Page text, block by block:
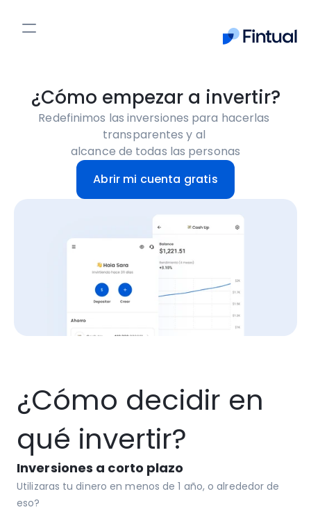
Acciones
PPR
Fintualist
Entrar Empieza ahora
¿Cómo empezar a invertir?
Redefinimos las inversiones para hacerlas
transparentes y al
alcance de todas las personas
Abrir mi cuenta gratis
¿Cómo decidir en
qué invertir?
Inversiones a corto plazo
Utilizaras tu dinero en menos de 1 año, o alrededor de
eso?